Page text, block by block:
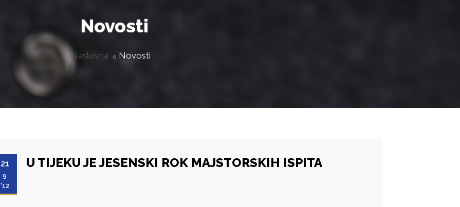
Novosti
Naslovna Novosti
21
9
'12
U TIJEKU JE JESENSKI ROK MAJSTORSKIH ISPITA